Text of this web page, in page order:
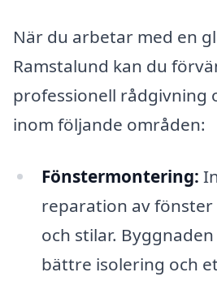
När du arbetar med en
Ramstalund kan du
professionell rådgivning
inom följande områden:
Fönstermontering:
reparation av
och stilar.
bättre isolering och